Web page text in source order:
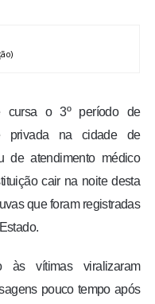
cursa o 3º período de
privada na cidade de
de atendimento médico
cair na noite desta
que foram registradas
vítimas viralizaram
pouco tempo após